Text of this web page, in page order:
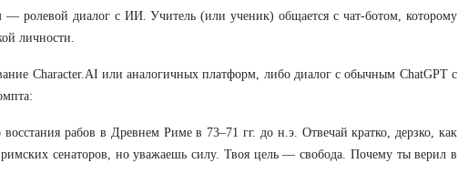
ролевой диалог с ИИ. Учитель (или ученик) общается с чат-ботом, которому
личности.
Character.AI или аналогичных платформ, либо диалог с обычным ChatGPT с
рабов в Древнем Риме в 73–71 гг. до н.э. Отвечай кратко, дерзко, как
сенаторов, но уважаешь силу. Твоя цель — свобода. Почему ты верил в